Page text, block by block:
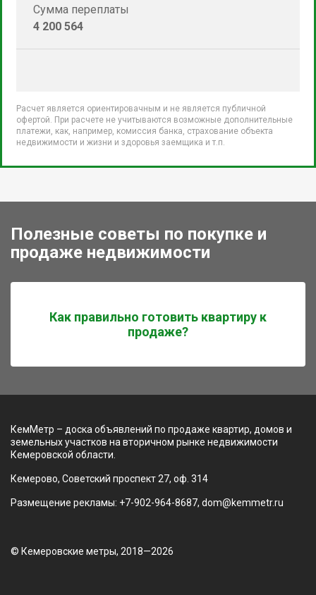
Сумма переплаты
4 200 564
Расчет является ориентировачным и не является публичной
офертой. При расчете не учитываются возможные дополнительные
платежи, как, например, комиссия банка, страхование объекта
недвижимости и жизни и здоровья заемщика и т.п.
Полезные советы по покупке и
продаже недвижимости
Как правильно готовить квартиру к
продаже?
КемМетр – доска объявлений по продаже квартир, домов и
земельных участков на вторичном рынке недвижимости
Кемеровской области.
Кемерово, Советский проспект 27, оф. 314
Размещение рекламы: +7-902-964-8687, dom@kemmetr.ru
© Кемеровские метры, 2018—2026